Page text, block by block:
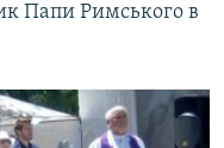
Папи Римського в